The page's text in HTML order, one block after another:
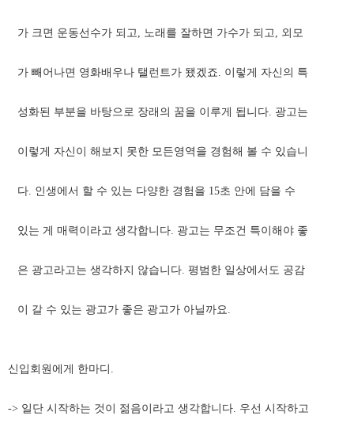
가 크면 운동선수가 되고, 노래를 잘하면 가수가 되고, 외모
가 빼어나면 영화배우나 탤런트가 됐겠죠. 이렇게 자신의 특
성화된 부분을 바탕으로 장래의 꿈을 이루게 됩니다. 광고는
이렇게 자신이 해보지 못한 모든영역을 경험해 볼 수 있습니
다. 인생에서 할 수 있는 다양한 경험을 15초 안에 담을 수
있는 게 매력이라고 생각합니다. 광고는 무조건 특이해야 좋
은 광고라고는 생각하지 않습니다. 평범한 일상에서도 공감
이 갈 수 있는 광고가 좋은 광고가 아닐까요.
신입회원에게 한마디.
-> 일단 시작하는 것이 젊음이라고 생각합니다. 우선 시작하고